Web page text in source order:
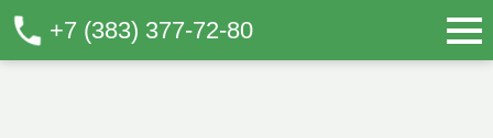
+7 (383) 377-72-80